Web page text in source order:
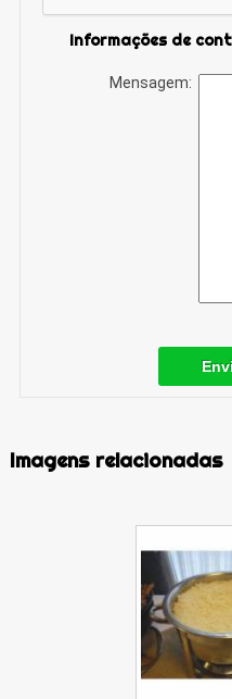
Informações de
Mensagem:
Imagens relacionadas